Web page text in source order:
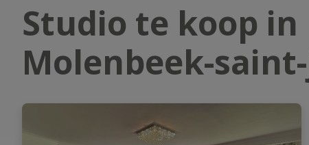
Studio te koop in
Molenbeek-